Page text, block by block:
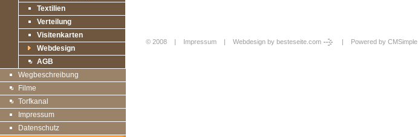
Textilien
Verteilung
Visitenkarten
Webdesign
AGB
Wegbeschreibung
Filme
Torfkanal
Impressum
Datenschutz
© 2008 | Impressum Webdesign by besteseite.com | Powered by CMSimple